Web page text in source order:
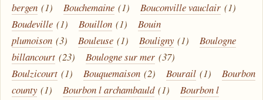
bergen (1) Bouchemaine (1) Bouconville vauclair (1)
Boudeville (1) Bouillon (1)
Bouin
plumoison (3) Bouleuse (1) Bouligny (1)
Boulogne
billancourt (23) Boulogne sur mer (37)
Boulzicourt (1) Bouquemaison (2) Bourail (1)
Bourbon
county (1) Bourbon l archambauld (1)
Bourbon l